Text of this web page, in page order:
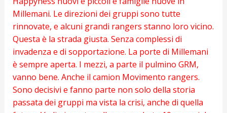
Millemani. Le direzioni dei gruppi sono tutte
rinnovate, e alcuni grandi rangers stanno loro vicino.
Questa è la strada giusta. Senza complessi di
invadenza e di sopportazione. La porte di Millemani
è sempre aperta. I mezzi, a parte il pulmino GRM,
vanno bene. Anche il camion Movimento rangers.
Sono decisivi e fanno parte non solo della storia
passata dei gruppi ma vista la crisi, anche di quella